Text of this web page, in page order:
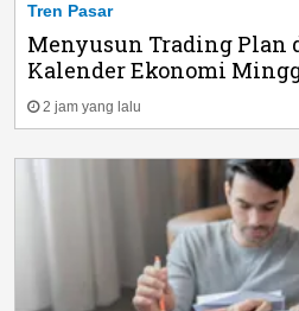
Tren Pasar
Menyusun Trading Plan
Kalender Ekonomi
2 jam yang lalu